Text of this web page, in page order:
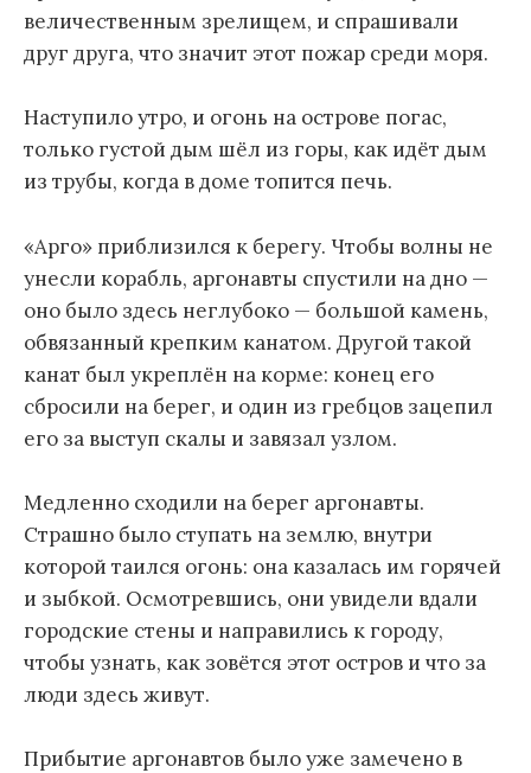
величественным зрелищем, и спрашивали
друг друга, что значит этот пожар среди моря.
Наступило утро, и огонь на острове погас,
только густой дым шёл из горы, как идёт дым
из трубы, когда в доме топится печь.
«Арго» приблизился к берегу. Чтобы волны не
унесли корабль, аргонавты спустили на дно —
оно было здесь неглубоко — большой камень,
обвязанный крепким канатом. Другой такой
канат был укреплён на корме: конец его
сбросили на берег, и один из гребцов зацепил
его за выступ скалы и завязал узлом.
Медленно сходили на берег аргонавты.
Страшно было ступать на землю, внутри
которой таился огонь: она казалась им горячей
и зыбкой. Осмотревшись, они увидели вдали
городские стены и направились к городу,
чтобы узнать, как зовётся этот остров и что за
люди здесь живут.
Прибытие аргонавтов было уже замечено в